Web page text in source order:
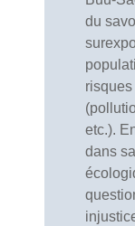
du
etc.).
dans